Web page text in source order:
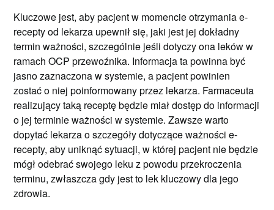
Kluczowe jest, aby pacjent w momencie otrzymania e-
recepty od lekarza upewnił się, jaki jest jej dokładny
termin ważności, szczególnie jeśli dotyczy ona leków w
ramach OCP przewoźnika. Informacja ta powinna być
jasno zaznaczona w systemie, a pacjent powinien
zostać o niej poinformowany przez lekarza. Farmaceuta
realizujący taką receptę będzie miał dostęp do informacji
o jej terminie ważności w systemie. Zawsze warto
dopytać lekarza o szczegóły dotyczące ważności e-
recepty, aby uniknąć sytuacji, w której pacjent nie będzie
mógł odebrać swojego leku z powodu przekroczenia
terminu, zwłaszcza gdy jest to lek kluczowy dla jego
zdrowia.